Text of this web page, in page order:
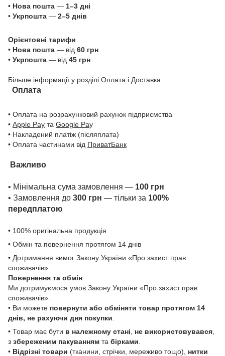
• Нова пошта — 1–3 дні
• Укрпошта — 2–5 днів
Орієнтовні тарифи
• Нова пошта — від 60 грн
• Укрпошта — від 45 грн
Більше інформації у розділі Оплата і Доставка
Оплата
• Оплата на розрахунковий рахунок підприємства
• Apple Pay та Google Pay
• Накладений платіж (післяплата)
• Оплата частинами від ПриватБанк
Важливо
• Мінімальна сума замовлення — 100 грн
• Замовлення до 300 грн — тільки за 100%
передплатою
• 100% оригінальна продукція
• Обмін та повернення протягом 14 днів
• Дотримання вимог Закону України «Про захист прав
споживачів»
Повернення та обмін
Ми дотримуємося умов Закону України «Про захист прав
споживачів».
• Ви можете повернути або обміняти товар протягом 14
днів, не рахуючи дня покупки
• Товар має бути в належному стані не використовувався
з збереженим пакуванням та бірками
• Відрізні товари (тканини, стрічки, мереживо тощо), нитки